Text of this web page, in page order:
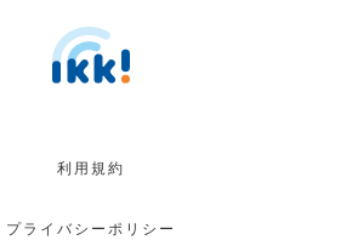
利用規約
プライバシーポリシー